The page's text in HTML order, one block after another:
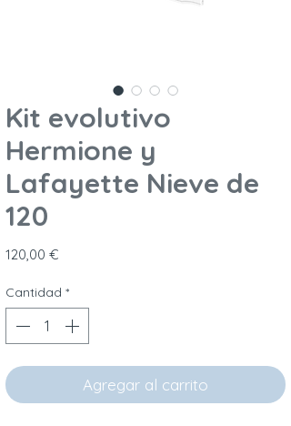
Kit evolutivo
Hermione y
Lafayette Nieve de
120
120,00 €
Cantidad *
Agregar al carrito